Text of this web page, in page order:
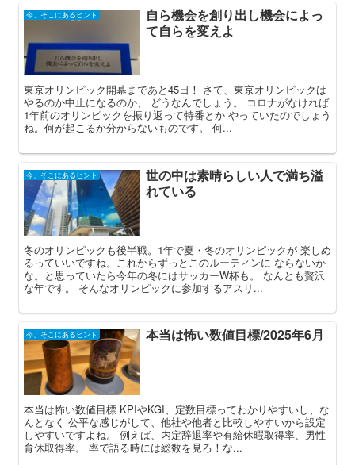
今、そこにあるヒント
自ら機会を創り出し機会によっ
て自らを変えよ
東京オリンピック開幕まであと45日！ さて、東京オリンピックは
やるのか中止になるのか、 どうなんでしょう。 コロナがなければ
1年前のオリンピックを振り返って特番とか やっていたのでしょう
ね。何が起こるか分からないものです。 何...
今、そこにあるヒント
世の中は素晴らしい人で満ち溢
れている
冬のオリンピックも後半戦。1年で夏・冬のオリンピックが 楽しめ
るっていいですね。これからずっとこのルーティンに ならないか
な。と思っていたら今年の冬にはサッカーW杯も。 なんとも贅沢
な年です。 そんなオリンピックに参加するアスリ...
今、そこにあるヒント 本当は怖い数値目標/2025年6月
本当は怖い数値目標 KPIやKGI、定数目標ってわかりやすいし、な
んとなく 公平な感じがして、他社や他者と比較しやすいから設定
しやすいですよね。 例えば、内定辞退率や有給休暇取得率、男性
育休取得率。 率で語る時には総数を見ろ！な...